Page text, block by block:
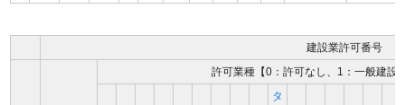
建設業許可番号
許可業種【0：許可なし、1：一般建設
タ